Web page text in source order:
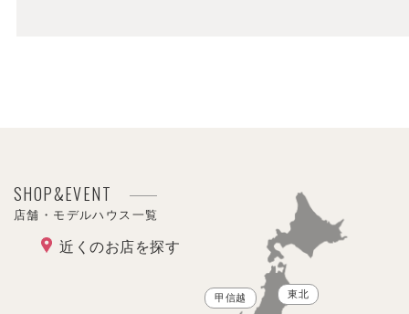
SHOP&EVENT
店舗・モデルハウス一覧
近くのお店を探す
東北
甲信越